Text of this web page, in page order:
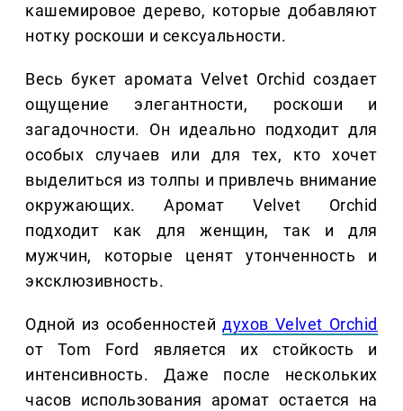
кашемировое дерево, которые добавляют
нотку роскоши и сексуальности.
Весь букет аромата Velvet Orchid создает
ощущение элегантности, роскоши и
загадочности. Он идеально подходит для
особых случаев или для тех, кто хочет
выделиться из толпы и привлечь внимание
окружающих. Аромат Velvet Orchid
подходит как для женщин, так и для
мужчин, которые ценят утонченность и
эксклюзивность.
Одной из особенностей духов Velvet Orchid
от Tom Ford является их стойкость и
интенсивность. Даже после нескольких
часов использования аромат остается на